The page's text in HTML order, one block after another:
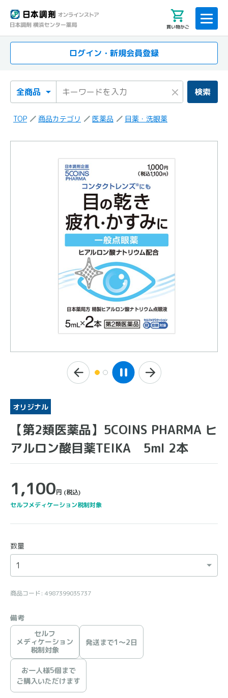
買い物かご
ログイン・新規会員登録
検索カテゴリ
検索キーワード × 検索
TOP 商品カテゴリ 医薬品 目薬・洗眼薬
オリジナル
【第2類医薬品】5COINS PHARMA ヒ
アルロン酸目薬TEIKA 5ml 2本
1,100円 (税込)
セルフメディケーション税制対象
数量
商品コード: 4987399035737
備考
セルフ
メディケーション
税制対象
発送まで1〜2日
お一人様5個まで
ご購入いただけます